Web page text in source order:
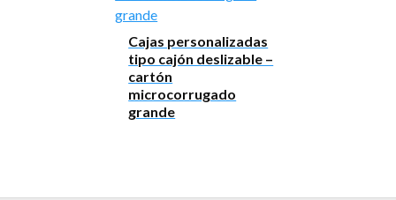
Cajas personalizadas
tipo cajón deslizable –
cartón
microcorrugado
grande